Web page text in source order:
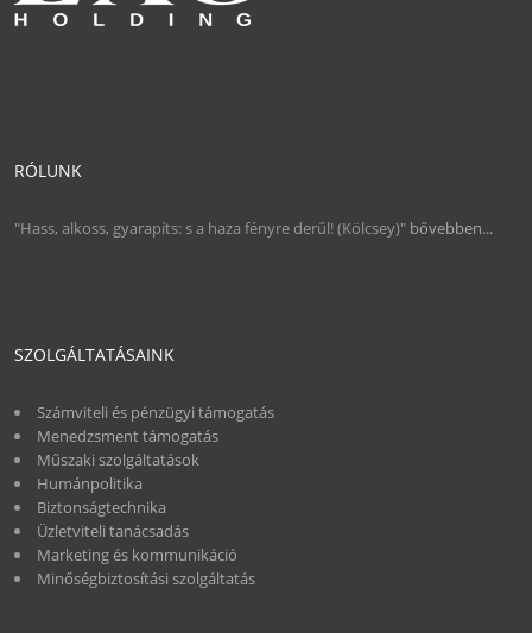
RÓLUNK
"Hass, alkoss, gyarapíts: s a haza fényre derűl! (Kölcsey)" bővebben...
SZOLGÁLTATÁSAINK
Számviteli és pénzügyi támogatás
Menedzsment támogatás
Műszaki szolgáltatások
Humánpolitika
Biztonságtechnika
Üzletviteli tanácsadás
Marketing és kommunikáció
Minőségbiztosítási szolgáltatás